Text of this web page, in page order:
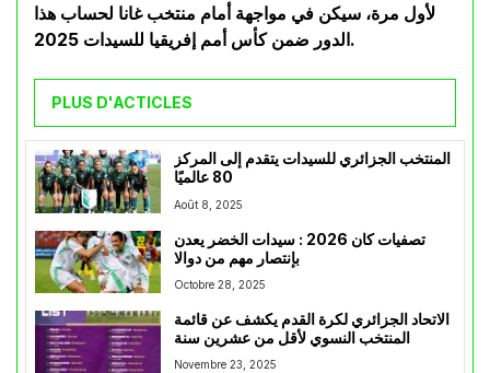
لأول مرة، سيكن في مواجهة أمام منتخب غانا لحساب هذا
الدور ضمن كأس أمم إفريقيا للسيدات 2025.
PLUS D'ACTICLES
المنتخب الجزائري للسيدات يتقدم إلى المركز
80 عالميًا
Août 8, 2025
تصفيات كان 2026 : سيدات الخضر يعدن
بإنتصار مهم من دوالا
Octobre 28, 2025
الاتحاد الجزائري لكرة القدم يكشف عن قائمة
المنتخب النسوي لأقل من عشرين سنة
Novembre 23, 2025